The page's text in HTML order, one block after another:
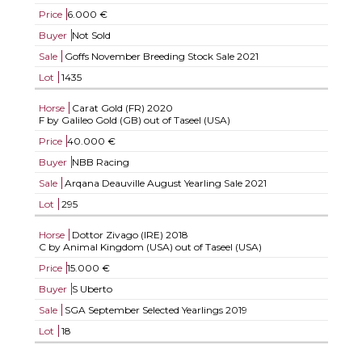
Price 6.000 €
Buyer Not Sold
Sale
Goffs November Breeding Stock Sale 2021
Lot
1435
Horse Carat Gold (FR) 2020
F by Galileo Gold (GB) out of Taseel (USA)
Price 40.000 €
Buyer NBB Racing
Sale
Arqana Deauville August Yearling Sale 2021
Lot
295
Horse Dottor Zivago (IRE) 2018
C by Animal Kingdom (USA) out of Taseel (USA)
Price 15.000 €
Buyer S Uberto
Sale
SGA September Selected Yearlings 2019
Lot
18